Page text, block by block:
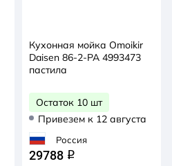
Кухонная мойка Omoikir
Daisen 86-2-PA 4993473
пастила
Остаток 10 шт
Привезем к 12 августа
Россия
29788 q